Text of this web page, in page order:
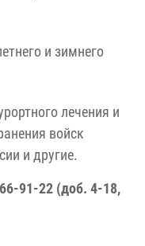
и зимнего
лечения и
войск
и другие.
91-22 (доб. 4-18,